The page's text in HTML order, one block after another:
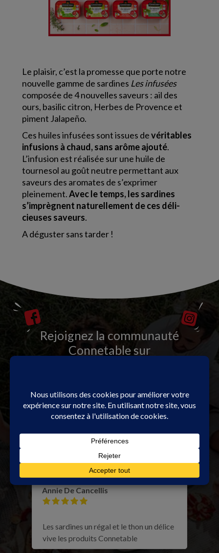
Le plaisir, c’est la promesse que porte notre
nouvelle gamme de sardines Les infusées
composée de 4 nouvelles saveurs : ail des
ours, basilic citron, Herbes de Provence et
piment Jalapeño.
Ces huiles infusées sont issues devéritables
infusions à chaud, sans arôme ajouté.
L’infusion est réalisée sur une huile de
tournesol au goût neutre permettant aux
saveurs des aromates de s’exprimer
pleinement.Avec le temps, les sardines
s’imprègnent naturellement de ces déli­
cieuses saveurs.
A déguster sans tarder !
Rejoignez la communauté
Connetable sur
Marie Bourgit
produits au TOP. je recommande
Annie De Cancellis
Les sardines un régal et le thon un délice
vive les produits Connetable